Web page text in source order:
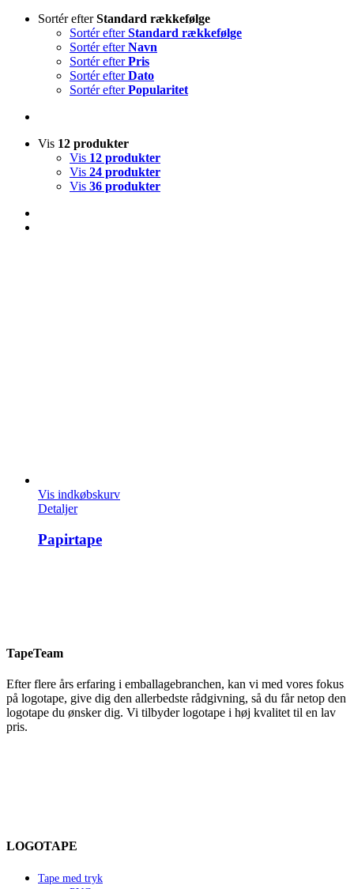
Sortér efterStandard rækkefølge
Sortér efterStandard rækkefølge
Sortér efterNavn
Sortér efterPris
Sortér efterDato
Sortér efterPopularitet
Vis 12 produkter
Vis 12 produkter
Vis 24 produkter
Vis 36 produkter
Vis indkøbskurv
Detaljer
Papirtape
TapeTeam
Efter flere års erfaring i emballagebranchen, kan vi med vores fokus
på logotape, give dig den allerbedste rådgivning, så du får netop den
logotape du ønsker dig. Vi tilbyder logotape i høj kvalitet til en lav
pris.
LOGOTAPE
Tape med tryk